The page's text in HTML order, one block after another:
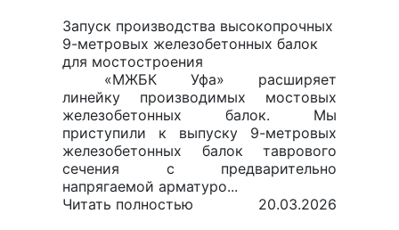
Запуск производства высокопрочных
9-метровых железобетонных балок
для мостостроения
«МЖБК Уфа» расширяет
линейку производимых мостовых
железобетонных балок. Мы
приступили к выпуску 9-метровых
железобетонных балок таврового
сечения с предварительно
напрягаемой арматуро...
Читать полностью
20.03.2026